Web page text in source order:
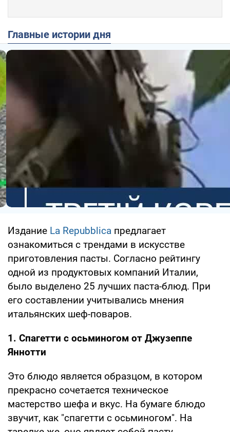
Главные истории дня
Издание La Repubblica предлагает
ознакомиться с трендами в искусстве
приготовления пасты. Согласно рейтингу
одной из продуктовых компаний Италии,
было выделено 25 лучших паста-блюд. При
его составлении учитывались мнения
итальянских шеф-поваров.
1. Спагетти с осьминогом от Джузеппе
Яннотти
Это блюдо является образцом, в котором
прекрасно сочетается техническое
мастерство шефа и вкус. На бумаге блюдо
звучит, как "спагетти с осьминогом". На